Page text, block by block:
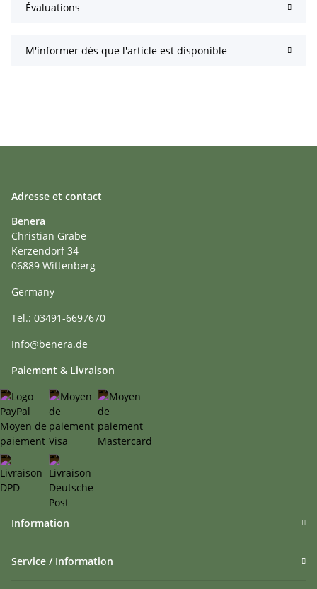
Évaluations
M'informer dès que l'article est disponible
Adresse et contact
Benera
Christian Grabe
Kerzendorf 34
06889 Wittenberg
Germany
Tel.: 03491-6697670
Info@benera.de
Paiement & Livraison
Information
Service / Information